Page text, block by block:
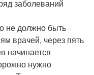
заболеваний
не должно быть
врачей, через пять
начинается
нужно